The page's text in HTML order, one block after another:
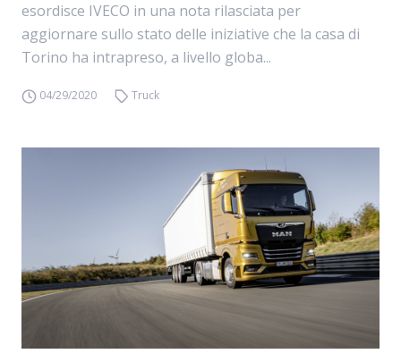
esordisce IVECO in una nota rilasciata per
aggiornare sullo stato delle iniziative che la casa di
Torino ha intrapreso, a livello globa...
04/29/2020 Truck